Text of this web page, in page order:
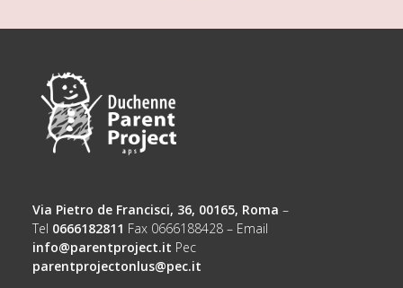
Via Pietro de Francisci, 36, 00165, Roma –
Tel 0666182811 Fax 0666188428 – Email
info@parentproject.it Pec
parentprojectonlus@pec.it